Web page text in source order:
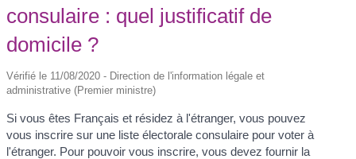
consulaire : quel justificatif de
domicile ?
Vérifié le 11/08/2020 - Direction de l'information légale et
administrative (Premier ministre)
Si vous êtes Français et résidez à l'étranger, vous pouvez
vous inscrire sur une liste électorale consulaire pour voter à
l'étranger. Pour pouvoir vous inscrire, vous devez fournir la